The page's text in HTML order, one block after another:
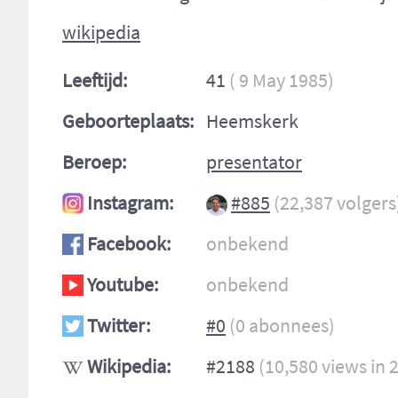
wikipedia
Leeftijd:
41 ( 9 May 1985)
Geboorteplaats: Heemskerk
Beroep:
presentator
Instagram:
#885 (22,387
Facebook:
onbekend
Youtube:
onbekend
Twitter:
#0 (0 abonnees)
Wikipedia:
#2188 (10,580 views in